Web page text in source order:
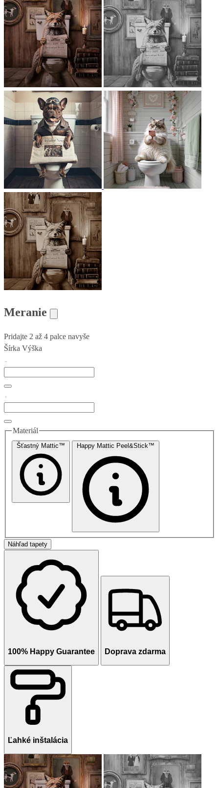
Meranie
Pridajte 2 až 4 palce navyše
Šírka Výška
Materiál
Šťastný Mattic™ Happy Mattic Peel&Stick™
Náhľad tapety
100% Happy Guarantee Doprava zdarma
Ľahké inštalácia